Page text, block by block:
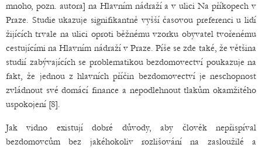
mnoho, pozn. autora] na Hlavním nádraží a v ulici Na příkopech v
Praze. Studie ukazuje signifikantně vyšší časovou preferenci u lidí
žijících trvale na ulici oproti běžnému vzorku obyvatel tvořenému
cestujícími na Hlavním nádraží v Praze. Píše se zde také, že většina
studií zabývajících se problematikou bezdomovectví poukazuje na
fakt, že jednou z hlavních příčin bezdomovectví je neschopnost
zvládnout své domácí finance a nepodlehnout tlakům okamžitého
uspokojení [8].
Jak vidno existují dobré důvody, aby člověk nepřispíval
bezdomovcům bez jakéhokoliv rozlišování na zasloužilé a